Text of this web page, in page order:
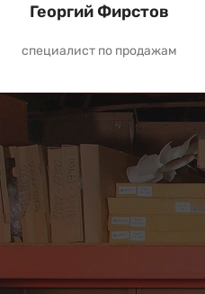
Георгий Фирстов
специалист по продажам